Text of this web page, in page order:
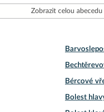
Zobrazit celou abecedu
Bércové
Bolest